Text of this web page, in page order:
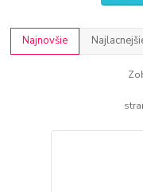
Najnovšie